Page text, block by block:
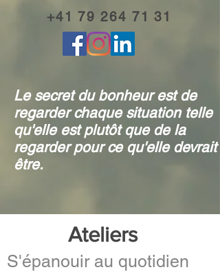
+41 79 264 71 31
Le secret du bonheur est de
regarder chaque situation telle
qu'elle est plutôt que de la
regarder pour ce qu'elle devrait
être.
Ateliers
S'épanouir au quotidien